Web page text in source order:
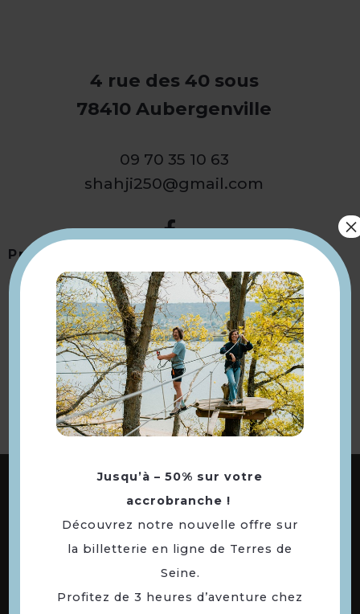
4 rue des 40 sous
78410 Aubergenville
09 70 35 10 63
shahji250@gmail.com
Présentation
Retourner
à la sélection
ABONNEZ-VOUS À NOTRE NEWSLETTER
DÉCOUVREZ LES
73 COMMUNES
DE NOTRE TERRITOIRE
Jusqu’à – 50% sur votre
accrobranche !
Découvrez notre nouvelle offre sur
la billetterie en ligne de Terres de
Seine.
Profitez de 3 heures d’aventure chez
×